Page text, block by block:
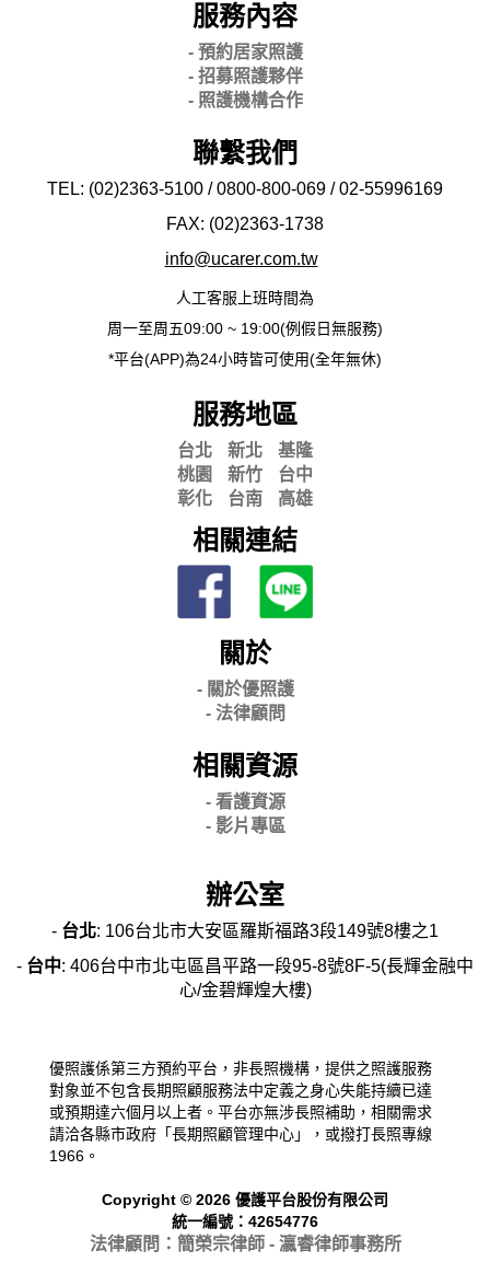
服務內容
- 預約居家照護
- 招募照護夥伴
- 照護機構合作
聯繫我們
TEL: (02)2363-5100 / 0800-800-069 / 02-55996169
FAX: (02)2363-1738
info@ucarer.com.tw
人工客服上班時間為
周一至周五09:00 ~ 19:00(例假日無服務)
*平台(APP)為24小時皆可使用(全年無休)
服務地區
台北 新北
基隆
桃園
新竹
台中
彰化
台南 高雄
相關連結
關於
- 關於優照護
- 法律顧問
相關資源
- 看護資源
- 影片專區
辦公室
- 台北: 106台北市大安區羅斯福路3段149號8樓之1
- 台中: 406台中市北屯區昌平路一段95-8號8F-5(長輝金融中
心/金碧輝煌大樓)
優照護係第三方預約平台，非長照機構，提供之照護服務
對象並不包含長期照顧服務法中定義之身心失能持續已達
或預期達六個月以上者。平台亦無涉長照補助，相關需求
請洽各縣市政府「長期照顧管理中心」，或撥打長照專線
1966。
Copyright © 2026 優護平台股份有限公司
統一編號：42654776
法律顧問：簡榮宗律師 - 瀛睿律師事務所